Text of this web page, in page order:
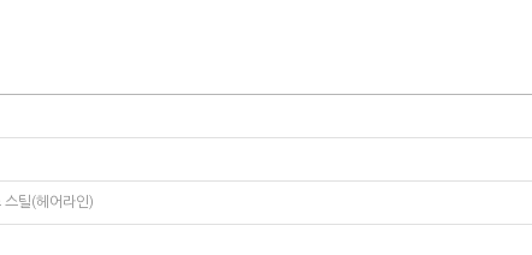
스틸(헤어라인)